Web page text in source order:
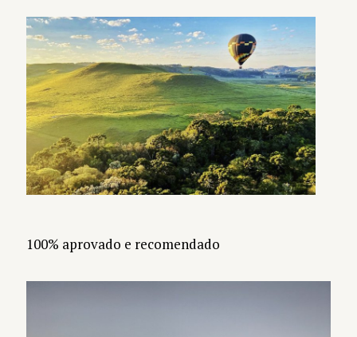
100% aprovado e recomendado